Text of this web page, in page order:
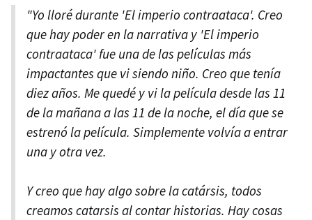
"Yo lloré durante 'El imperio contraataca'. Creo
que hay poder en la narrativa y 'El imperio
contraataca' fue una de las películas más
impactantes que vi siendo niño. Creo que tenía
diez años. Me quedé y vi la película desde las 11
de la mañana a las 11 de la noche, el día que se
estrenó la película. Simplemente volvía a entrar
una y otra vez.
Y creo que hay algo sobre la catársis, todos
creamos catarsis al contar historias. Hay cosas